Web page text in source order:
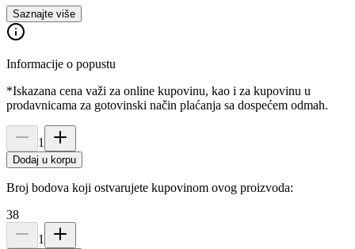
Saznajte više
Informacije o popustu
*Iskazana cena važi za online kupovinu, kao i za kupovinu u
prodavnicama za gotovinski način plaćanja sa dospećem odmah.
1
Dodaj u korpu
Broj bodova koji ostvarujete kupovinom ovog proizvoda:
38
1